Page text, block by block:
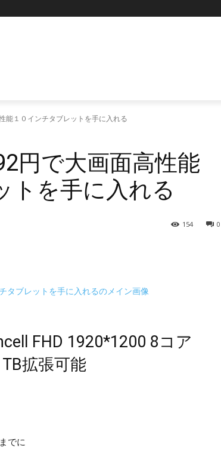
能１０インチタブレットを手に入れる
円で大画面高性能
トを手に入れる
0
154
FHD 1920*1200 8コア
拡張可能
でに